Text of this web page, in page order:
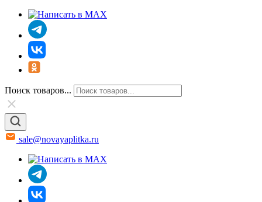
Поиск товаров...
sale@novayaplitka.ru